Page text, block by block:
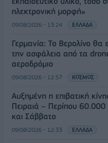
ηλεκτρονική μορφή»
09/08/2026 - 13:24 ΕΛΛΑΔΑ
Γερμανία: Το Βερολίνο θα
την ασφάλεια από τα
αεροδρόμιο
09/08/2026 - 12:57 ΚΟΣΜΟΣ
Αυξημένη η επιβατική
Πειραιά – Περίπου
και Σάββατο
09/08/2026 - 12:33 ΕΛΛΑΔΑ